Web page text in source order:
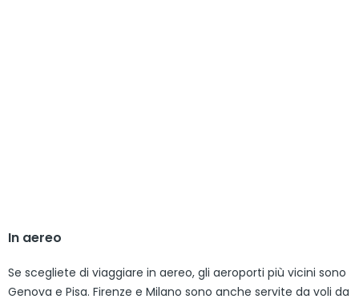
In aereo
Se scegliete di viaggiare in aereo, gli aeroporti più vicini sono
Genova e Pisa. Firenze e Milano sono anche servite da voli da